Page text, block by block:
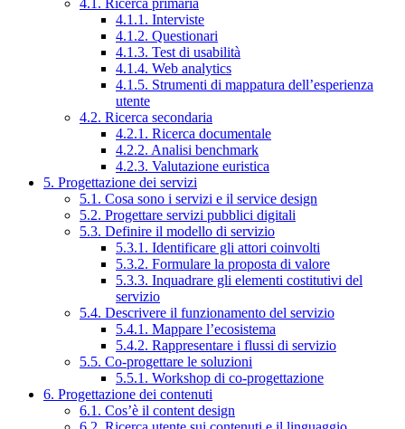
4.1. Ricerca primaria
4.1.1. Interviste
4.1.2. Questionari
4.1.3. Test di usabilità
4.1.4. Web analytics
4.1.5. Strumenti di mappatura dell’esperienza
utente
4.2. Ricerca secondaria
4.2.1. Ricerca documentale
4.2.2. Analisi benchmark
4.2.3. Valutazione euristica
5. Progettazione dei servizi
5.1. Cosa sono i servizi e il service design
5.2. Progettare servizi pubblici digitali
5.3. Definire il modello di servizio
5.3.1. Identificare gli attori coinvolti
5.3.2. Formulare la proposta di valore
5.3.3. Inquadrare gli elementi costitutivi del
servizio
5.4. Descrivere il funzionamento del servizio
5.4.1. Mappare l’ecosistema
5.4.2. Rappresentare i flussi di servizio
5.5. Co-progettare le soluzioni
5.5.1. Workshop di co-progettazione
6. Progettazione dei contenuti
6.1. Cos’è il content design